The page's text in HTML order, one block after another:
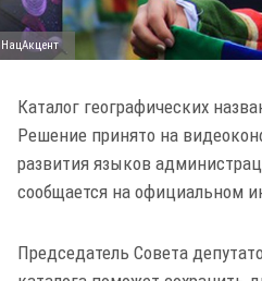
НацАкцент
Каталог географических
Решение принято на
развития языков
сообщается на официальном
Председатель Совета